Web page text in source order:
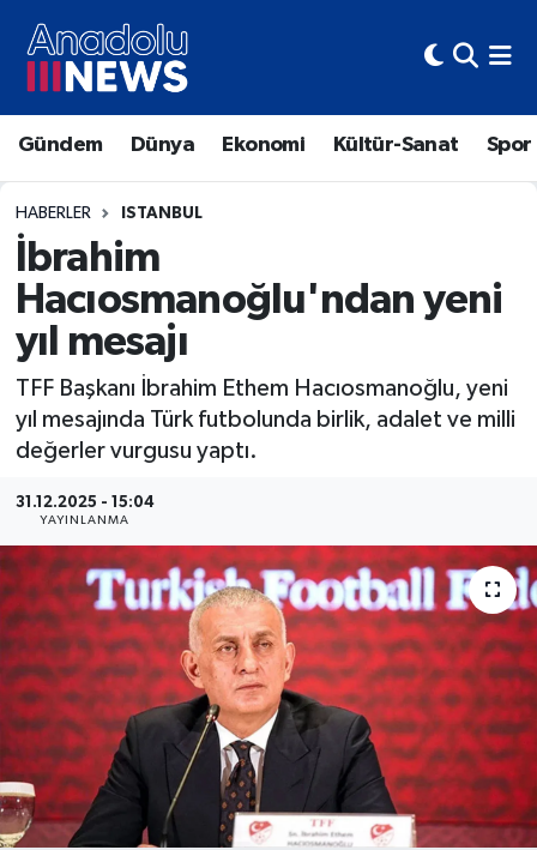
Gündem Dünya Ekonomi Kültür-Sanat Spor
HABERLER ISTANBUL
İbrahim
Hacıosmanoğlu'ndan yeni
yıl mesajı
TFF Başkanı İbrahim Ethem Hacıosmanoğlu, yeni
yıl mesajında Türk futbolunda birlik, adalet ve milli
değerler vurgusu yaptı.
31.12.2025 - 15:04
YAYINLANMA
Hava Durumu
Trafik Durumu
Süper Lig Puan Durumu ve Fikstür
Tüm Manşetler
Son Dakika Haberleri
Haber Arşivi